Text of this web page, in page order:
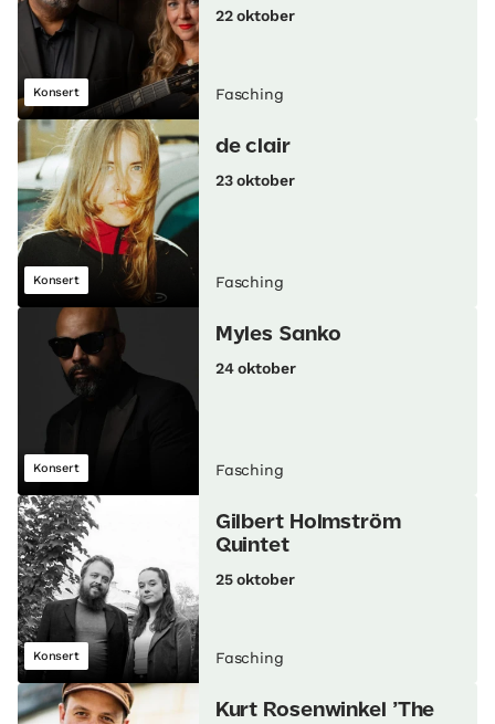
Konsert
22 oktober
Fasching
Konsert
de clair
23 oktober
Fasching
Konsert
Myles Sanko
24 oktober
Fasching
Konsert
Gilbert Holmström
Quintet
25 oktober
Fasching
Kurt Rosenwinkel ’The